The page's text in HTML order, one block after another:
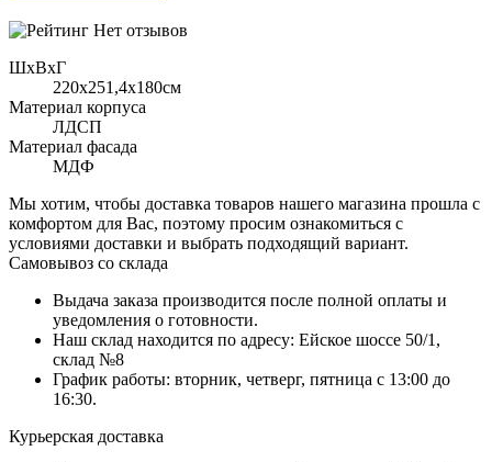
Нет отзывов
ШхВхГ
220x251,4х180см
Материал корпуса
ЛДСП
Материал фасада
МДФ
Мы хотим, чтобы доставка товаров нашего магазина прошла с
комфортом для Вас, поэтому просим ознакомиться с
условиями доставки и выбрать подходящий вариант.
Самовывоз со склада
Выдача заказа производится после полной оплаты и
уведомления о готовности.
Наш склад находится по адресу: Ейское шоссе 50/1,
склад №8
График работы: вторник, четверг, пятница с 13:00 до
16:30.
Курьерская доставка